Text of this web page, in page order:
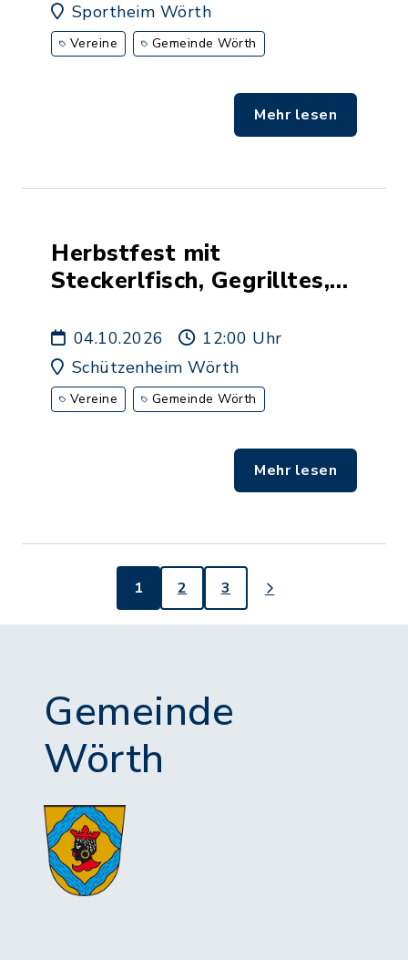
Sportheim Wörth
Vereine Gemeinde Wörth
Mehr lesen
Herbstfest mit
Steckerlfisch, Gegrilltes,
04.10.2026
12:00 Uhr
Schützenheim Wörth
Vereine Gemeinde Wörth
Mehr lesen
1 2 3
Gemeinde
Wörth